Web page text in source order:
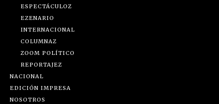
ESPECTÁCULOZ
EZENARIO
INTERNACIONAL
COLUMNAZ
ZOOM POLÍTICO
REPORTAJEZ
NACIONAL
EDICIÓN IMPRESA
NOSOTROS